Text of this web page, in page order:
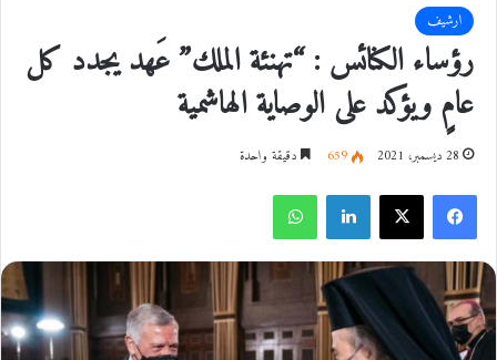
ارشيف
رؤساء الكنائس : “تهنئة الملك” عَهد يجدد كل
عامٍ ويؤكد على الوصاية الهاشمية
28 ديسمبر، 2021 659 دقيقة واحدة
فيسبوك